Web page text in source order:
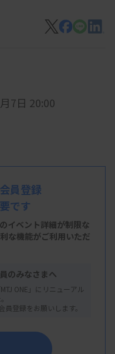
7日 20:00
受性パターンの見
員登録
です
イベント詳細が制限な
な機能がご利用いただ
のみなさまへ
ONE」にリニューアル
登録をお願いします。